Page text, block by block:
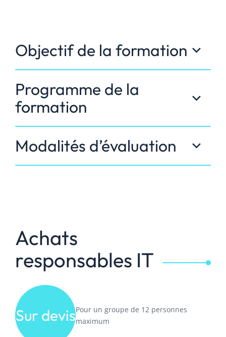
Objectif de la formation
Programme de la
formation
Modalités d’évaluation
Achats
responsables IT
Sur devisPour un groupe de 12 personnes
maximum